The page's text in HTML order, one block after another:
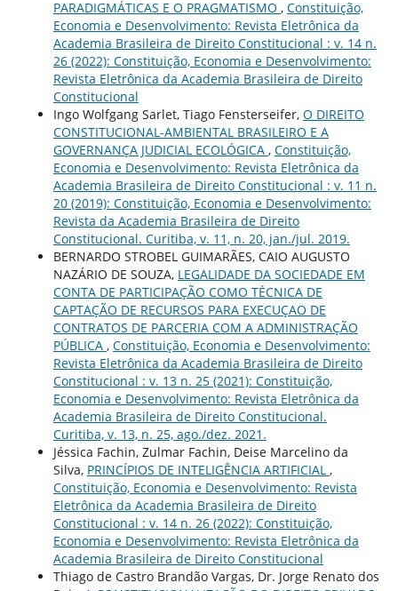
PARADIGMÁTICAS E O PRAGMATISMO , Constituição,
Economia e Desenvolvimento: Revista Eletrônica da
Academia Brasileira de Direito Constitucional : v. 14 n.
26 (2022): Constituição, Economia e Desenvolvimento:
Revista Eletrônica da Academia Brasileira de Direito
Constitucional
Ingo Wolfgang Sarlet, Tiago Fensterseifer, O DIREITO
CONSTITUCIONAL-AMBIENTAL BRASILEIRO E A
GOVERNANÇA JUDICIAL ECOLÓGICA , Constituição,
Economia e Desenvolvimento: Revista Eletrônica da
Academia Brasileira de Direito Constitucional : v. 11 n.
20 (2019): Constituição, Economia e Desenvolvimento:
Revista da Academia Brasileira de Direito
Constitucional. Curitiba, v. 11, n. 20, jan./jul. 2019.
BERNARDO STROBEL GUIMARÃES, CAIO AUGUSTO
NAZÁRIO DE SOUZA, LEGALIDADE DA SOCIEDADE EM
CONTA DE PARTICIPAÇÃO COMO TÉCNICA DE
CAPTAÇÃO DE RECURSOS PARA EXECUÇAO DE
CONTRATOS DE PARCERIA COM A ADMINISTRAÇÃO
PÚBLICA , Constituição, Economia e Desenvolvimento:
Revista Eletrônica da Academia Brasileira de Direito
Constitucional : v. 13 n. 25 (2021): Constituição,
Economia e Desenvolvimento: Revista Eletrônica da
Academia Brasileira de Direito Constitucional.
Curitiba, v. 13, n. 25, ago./dez. 2021.
Jéssica Fachin, Zulmar Fachin, Deise Marcelino da
Silva, PRINCÍPIOS DE INTELIGÊNCIA ARTIFICIAL ,
Constituição, Economia e Desenvolvimento: Revista
Eletrônica da Academia Brasileira de Direito
Constitucional : v. 14 n. 26 (2022): Constituição,
Economia e Desenvolvimento: Revista Eletrônica da
Academia Brasileira de Direito Constitucional
Thiago de Castro Brandão Vargas, Dr. Jorge Renato dos